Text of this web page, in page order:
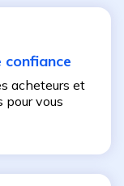
acheteurs et
pour vous